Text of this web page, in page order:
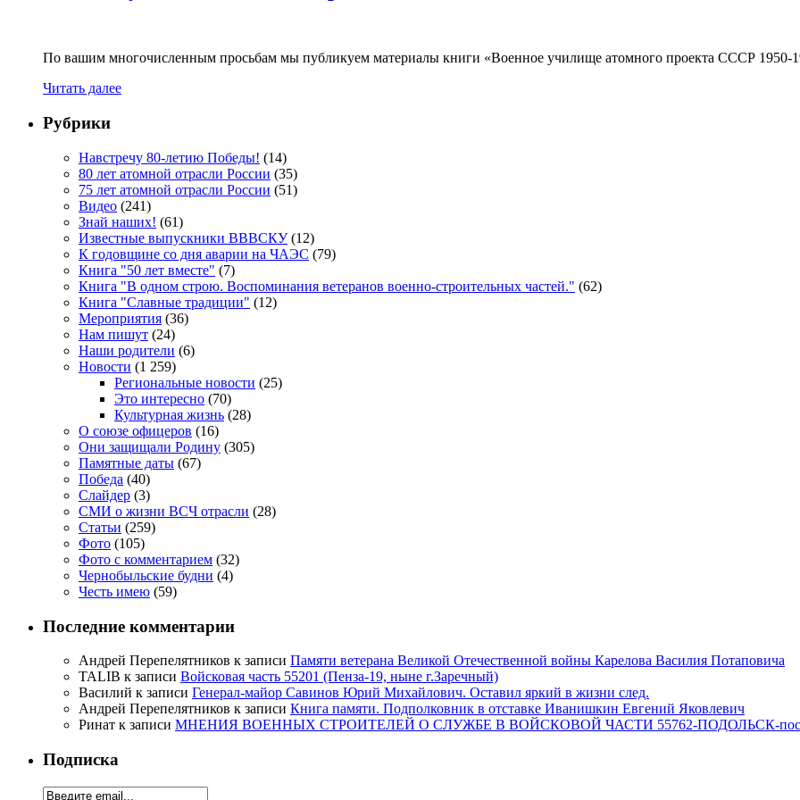
По вашим многочисленным просьбам мы публикуем материалы книги «Военное училище атомного проекта СССР 1950-
Читать далее
Рубрики
Навстречу 80-летию Победы! (14)
80 лет атомной отрасли России (35)
75 лет атомной отрасли России (51)
Видео (241)
Знай наших! (61)
Известные выпускники ВВВСКУ(12)
К годовщине со дня аварии на ЧАЭС (79)
Книга "50 лет вместе" (7)
Книга "В одном строю. Воспоминания ветеранов военно-строительных частей." (62)
Книга "Славные традиции" (12)
Мероприятия (36)
Нам пишут (24)
Наши родители (6)
Новости (1 259)
Региональные новости (25)
Это интересно (70)
Культурная жизнь (28)
О союзе офицеров (16)
Они защищали Родину (305)
Памятные даты (67)
Победа (40)
Слайдер (3)
СМИ о жизни ВСЧ отрасли (28)
Статьи (259)
Фото (105)
Фото с комментарием (32)
Чернобыльские будни (4)
Честь имею (59)
Последние комментарии
Андрей Перепелятников к записи Памяти ветерана Великой Отечественной войны Карелова Василия Потаповича
TALIB к записи Войсковая часть 55201 (Пенза-19, ныне г.Заречный)
Василий к записи Генерал-майор Савинов Юрий Михайлович. Оставил яркий в жизни след.
Андрей Перепелятников к записи Книга памяти. Подполковник в отставке Иванишкин Евгений Яковлевич
Ринат к записи МНЕНИЯ ВОЕННЫХ СТРОИТЕЛЕЙ О СЛУЖБЕ В ВОЙСКОВОЙ ЧАСТИ 55762-ПОДОЛЬСК-
Подписка